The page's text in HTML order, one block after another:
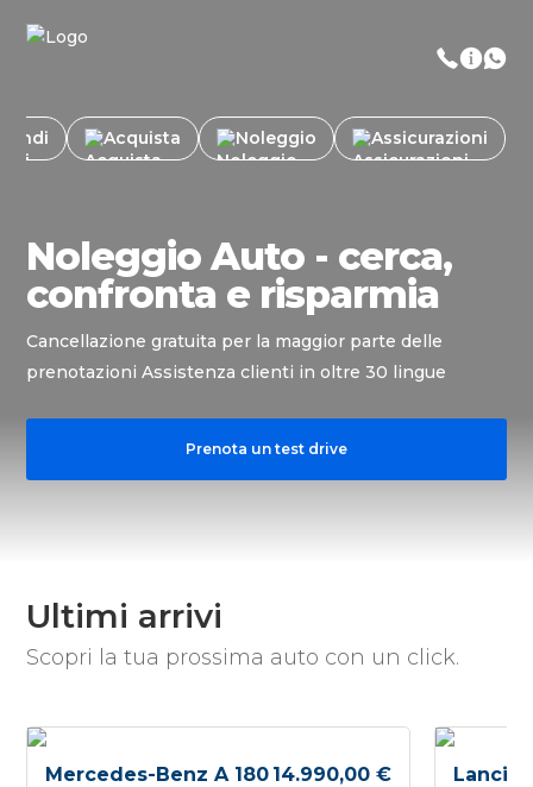
Vendi Acquista Noleggio Assicurazioni
Noleggio Auto - cerca,
confronta e risparmia
Cancellazione gratuita per la maggior parte delle
prenotazioni Assistenza clienti in oltre 30 lingue
Prenota un test drive
Ultimi arrivi
Scopri la tua prossima auto con un click.
Mercedes-Benz A 180 14.990,00 € Lancia